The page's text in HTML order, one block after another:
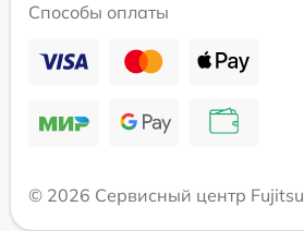
Способы оплаты
© 2026 Сервисный центр Fujitsu